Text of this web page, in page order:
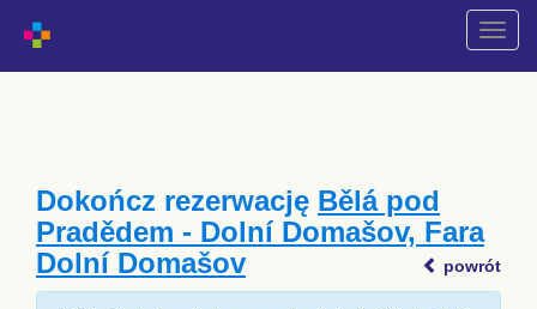
Dokończ rezerwację Bělá pod
Pradědem - Dolní Domašov, Fara
Dolní Domašov
powrót